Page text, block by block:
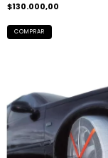
$130.000,00
COMPRAR